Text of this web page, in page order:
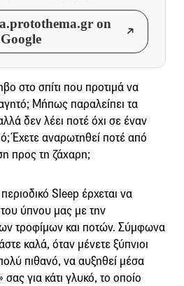
on
Google
στο σπίτι που προτιμά να
Μήπως παραλείπει τα
δεν λέει ποτέ όχι σε έναν
Έχετε αναρωτηθεί ποτέ από
προς τη ζάχαρη;
Sleep έρχεται να
ύπνου μας με την
τροφίμων και ποτών. Σύμφωνα
καλά, όταν μένετε ξύπνιοι
πιθανό, να αυξηθεί μέσα
για κάτι γλυκό, το οποίο